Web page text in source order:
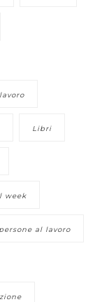
lavoro
Libri
week
persone al lavoro